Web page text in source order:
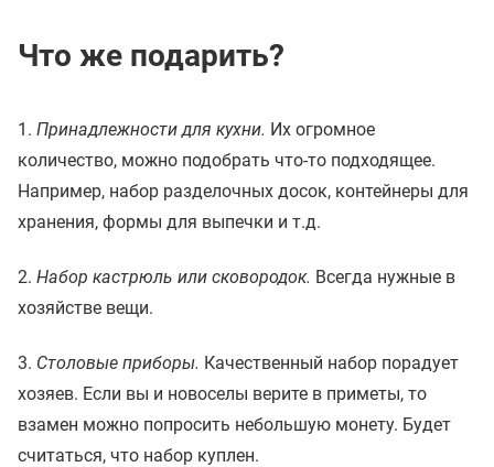
Что же подарить?
1. Принадлежности для кухни. Их огромное
количество, можно подобрать что-то подходящее.
Например, набор разделочных досок, контейнеры для
хранения, формы для выпечки и т.д.
2. Набор кастрюль или сковородок. Всегда нужные в
хозяйстве вещи.
3. Столовые приборы. Качественный набор порадует
хозяев. Если вы и новоселы верите в приметы, то
взамен можно попросить небольшую монету. Будет
считаться, что набор куплен.